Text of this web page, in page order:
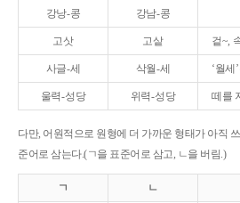
강낭-콩 강남-콩
고삿 고샅 겉~,
사글-세 삭월-세 ‘월세
울력-성당 위력-성당 떼를
다만, 어원적으로 원형에 더 가까운 형태가 아직
준어로 삼는다.(ㄱ을 표준어로 삼고, ㄴ을 버림.)
ㄱ ㄴ